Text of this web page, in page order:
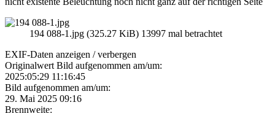
194 088-1.jpg (325.27 KiB) 13997 mal betrachtet
EXIF-Daten anzeigen / verbergen
Originalwert Bild aufgenommen am/um:
2025:05:29 11:16:45
Bild aufgenommen am/um:
29. Mai 2025 09:16
Brennweite: